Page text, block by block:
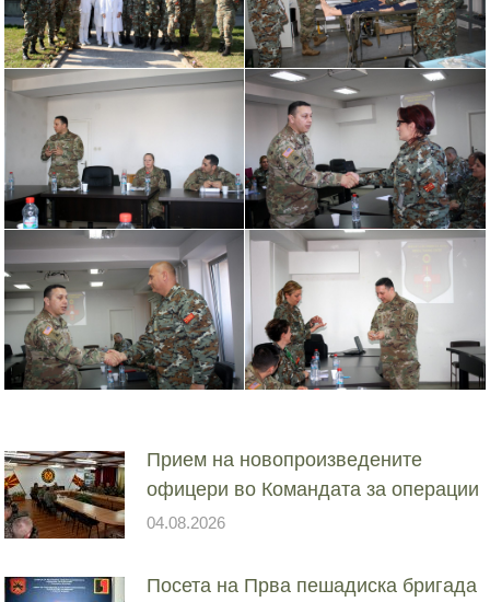
Прием на новопроизведените
офицери во Командата за операции
04.08.2026
Посета на Прва пешадиска бригада